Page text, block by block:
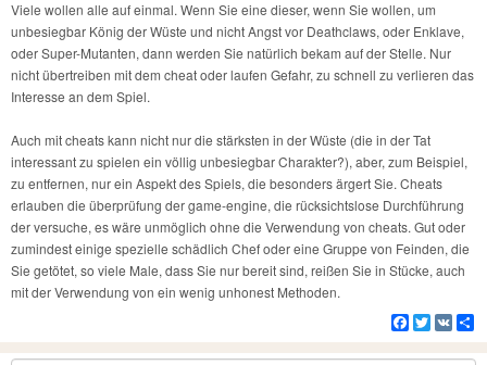
Viele wollen alle auf einmal. Wenn Sie eine dieser, wenn Sie wollen, um
unbesiegbar König der Wüste und nicht Angst vor Deathclaws, oder Enklave,
oder Super-Mutanten, dann werden Sie natürlich bekam auf der Stelle. Nur
nicht übertreiben mit dem cheat oder laufen Gefahr, zu schnell zu verlieren das
Interesse an dem Spiel.
Auch mit cheats kann nicht nur die stärksten in der Wüste (die in der Tat
interessant zu spielen ein völlig unbesiegbar Charakter?), aber, zum Beispiel,
zu entfernen, nur ein Aspekt des Spiels, die besonders ärgert Sie. Cheats
erlauben die überprüfung der game-engine, die rücksichtslose Durchführung
der versuche, es wäre unmöglich ohne die Verwendung von cheats. Gut oder
zumindest einige spezielle schädlich Chef oder eine Gruppe von Feinden, die
Sie getötet, so viele Male, dass Sie nur bereit sind, reißen Sie in Stücke, auch
mit der Verwendung von ein wenig unhonest Methoden.
Facebook
Twitter
VK